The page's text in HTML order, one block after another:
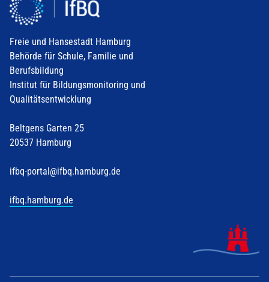
Freie und Hansestadt Hamburg
Behörde für Schule, Familie und
Berufsbildung
Institut für Bildungsmonitoring und
Qualitätsentwicklung
Beltgens Garten 25
20537 Hamburg
ifbq-portal@ifbq.hamburg.de
ifbq.hamburg.de